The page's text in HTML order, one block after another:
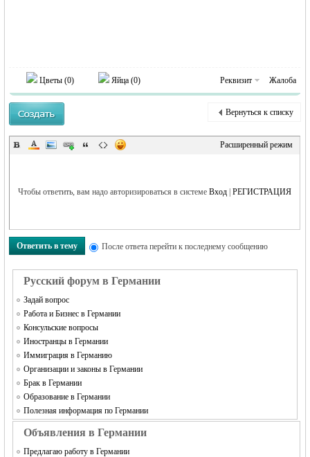
MEINLAND.
Цветы (0) Яйца (0) Реквизит Жалоба
Вернуться к списку
Расширенный режим
Чтобы ответить, вам надо авторизироваться в системеВход |РЕГИСТРАЦИЯ
Ответить в тему После ответа перейти к последнему сообщению
Русский форум в Германии
Задай вопрос
Работа и Бизнес в Германии
Консульские вопросы
Иностранцы в Германии
Иммиграция в Германию
Организации и законы в Германии
Брак в Германии
Образование в Германии
Полезная информация по Германии
Объявления в Германии
Предлагаю работу в Германии